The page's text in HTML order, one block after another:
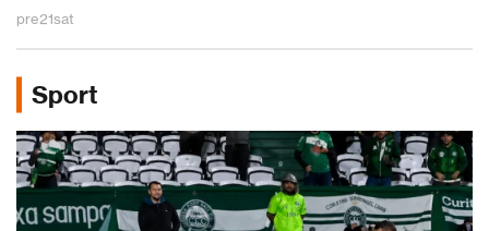
pre21sat
Sport